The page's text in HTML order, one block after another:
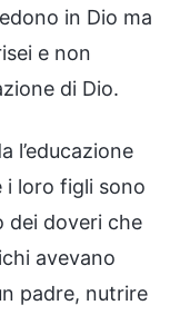
in Dio ma
e non
di Dio.
l’educazione
i loro figli sono
dei doveri che
avevano
padre, nutrire